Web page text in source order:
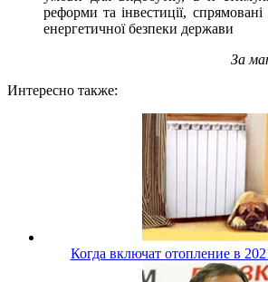
реформи та інвестиції,
енергетичної безпеки держави
За
Интересно также:
Когда включат отопление в